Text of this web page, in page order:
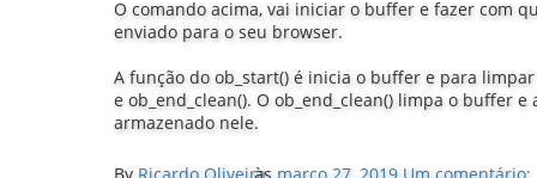
O comando acima, vai iniciar o buffer e fazer com
enviado para o seu browser.
A função do ob_start() é inicia o buffer e para
e ob_end_clean(). O ob_end_clean() limpa o buffer
armazenado nele.